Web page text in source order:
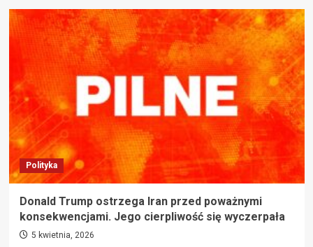
Polityka
Donald Trump ostrzega Iran przed poważnymi
konsekwencjami. Jego cierpliwość się wyczerpała
5 kwietnia, 2026